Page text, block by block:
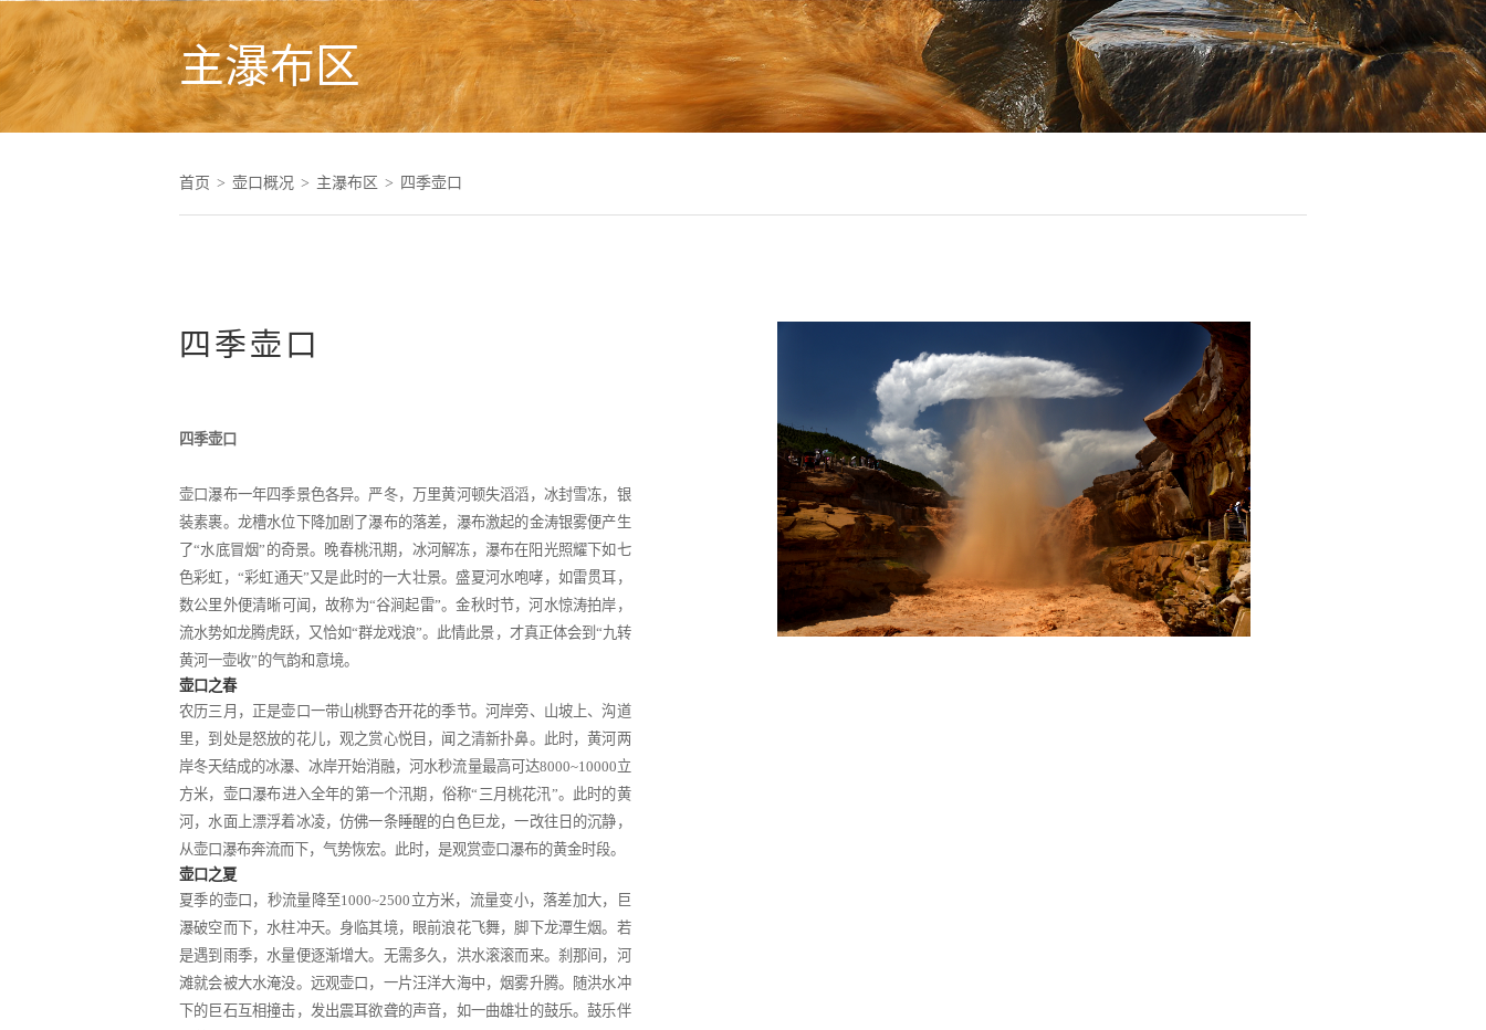
主瀑布区
首页 > 壶口概况 > 主瀑布区 > 四季壶口
四季壶口
四季壶口
壶口瀑布一年四季景色各异。严冬，万里黄河顿失滔滔，冰封雪冻，银
装素裹。龙槽水位下降加剧了瀑布的落差，瀑布激起的金涛银雾便产生
了“水底冒烟” 的奇景。晚春桃汛期，冰河解冻，瀑布在阳光照耀下如七
色彩虹， “彩虹通天” 又是此时的一大壮景。盛夏河水咆哮，如雷贯耳，
数公里外便清晰可闻，故称为“谷涧起雷”。金秋时节，河水惊涛拍岸，
流水势如龙腾虎跃，又恰如“群龙戏浪”。此情此景，才真正体会到 “九转
黄河一壶收”的气韵和意境。
壶口之春
农历三月，正是壶口一带山桃野杏开花的季节。河岸旁、山坡上、沟道
里，到处是怒放的花儿，观之赏心悦目，闻之清新扑鼻。此时，黄河两
岸冬天结成的冰瀑、冰岸开始消融，河水秒流量最高可达8000~10000立
方米，壶口瀑布进入全年的第一个汛期，俗称“ 三月桃花汛”。此时的黄
河，水面上漂浮着冰凌，仿佛一条睡醒的白色巨龙，一改往日的沉静，
从壶口瀑布奔流而下，气势恢宏。此时，是观赏壶口瀑布的黄金时段。
壶口之夏
夏季的壶口，秒流量降至1000~2500 立方米，流量变小，落差加大，巨
瀑破空而下，水柱冲天。身临其境，眼前浪花飞舞，脚下龙潭生烟。若
是遇到雨季，水量便逐渐增大。无需多久，洪水滚滚而来。刹那间，河
滩就会被大水淹没。远观壶口，一片汪洋大海中，烟雾升腾。随洪水冲
下的巨石互相撞击，发出震耳欲聋的声音，如一曲雄壮的鼓乐。鼓乐伴